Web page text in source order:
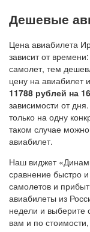
Дешевые
Цена авиабилета
зависит от
самолет, тем
цену на авиабилет
11788 рублей на
зависимости от
только на одну
таком случае
авиабилет.
Наш виджет
сравнение быстро
самолетов и
авиабилеты из
недели и выберите
вам и по